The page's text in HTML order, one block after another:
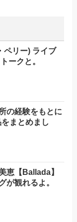
ペリー) ライブ
ークと。
の経験をもとに
まとめまし
恵【Ballada】
が観れるよ。